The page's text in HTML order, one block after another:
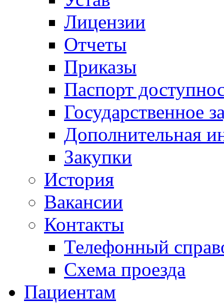
Лицензии
Отчеты
Приказы
Паспорт
Государственное
Дополнительная
Закупки
История
Вакансии
Контакты
Телефонный
Схема проезда
Пациентам